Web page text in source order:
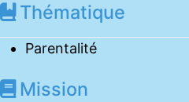
Thématique
Parentalité
Mission